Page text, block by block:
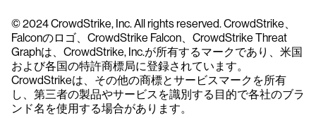
© 2024 CrowdStrike, Inc. All rights reserved. CrowdStrike、
Falconのロゴ、CrowdStrike Falcon、CrowdStrike Threat
Graphは、CrowdStrike, Inc.が所有するマークであり、米国
および各国の特許商標局に登録されています。
CrowdStrikeは、その他の商標とサービスマークを所有
し、第三者の製品やサービスを識別する目的で各社のブラ
ンド名を使用する場合があります。